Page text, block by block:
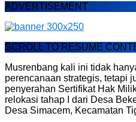
ADVERTISEMENT
SCROLL TO RESUME
Musrenbang kali ini tidak
perencanaan strategis, tetapi
penyerahan Sertifikat Hak
relokasi tahap I dari Desa
Desa Simacem, Kecamatan